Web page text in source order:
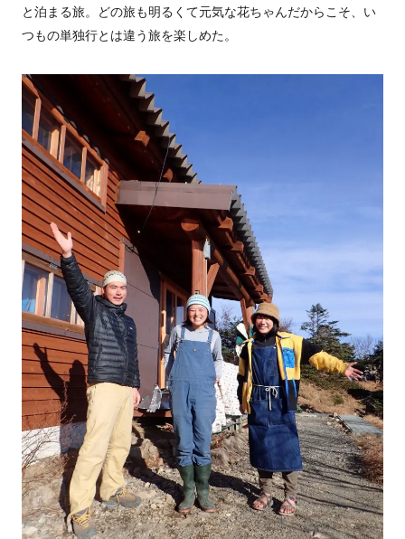
と泊まる旅。どの旅も明るくて元気な花ちゃんだからこそ、い
つもの単独行とは違う旅を楽しめた。